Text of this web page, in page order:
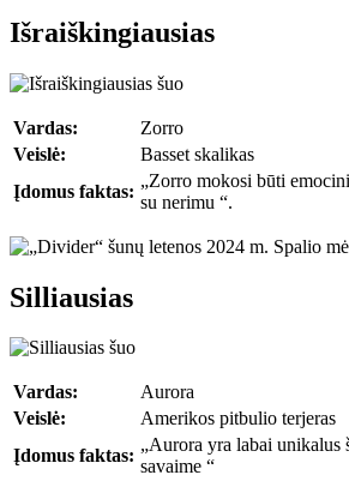
Išraiškingiausias
Vardas:
Zorro
Veislė:
Basset skalikas
Įdomus faktas:
„Zorro mokosi būti
su nerimu “.
Silliausias
Vardas:
Aurora
Veislė:
Amerikos pitbulio terjeras
Įdomus faktas:
„Aurora yra labai unikalus
savaime “